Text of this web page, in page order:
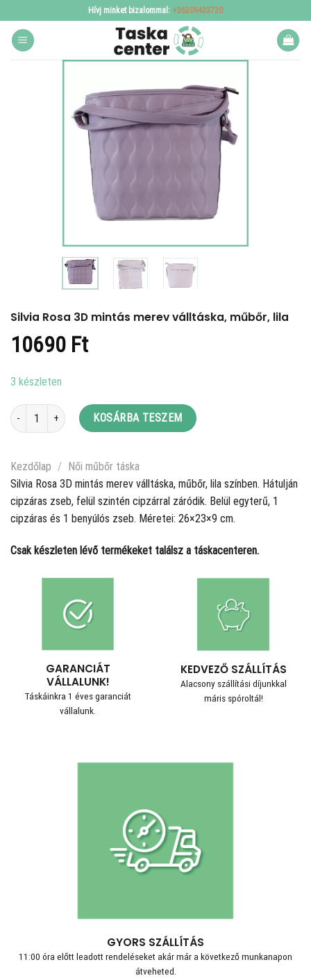
to
content
Hívj minket bizalommal: +36209433720
Silvia Rosa 3D mintás merev válltáska, műbőr, lila
10690 Ft
3 készleten
Silvia Rosa 3D mintás merev válltáska, műbőr, lila mennyiség
KOSÁRBA TESZEM
Kezdőlap /
Női műbőr táska
Silvia Rosa 3D mintás merev válltáska, műbőr, lila színben. Hátulján
cipzáras zseb, felül szintén cipzárral záródik. Belül egyterű, 1
cipzáras és 1 benyúlós zseb. Méretei: 26×23×9 cm.
Csak készleten lévő termékeket találsz a táskacenteren.
GARANCIÁT
VÁLLALUNK!
Táskáinkra 1 éves garanciát
vállalunk.
KEDVEZŐ SZÁLLÍTÁS
Alacsony szállítási díjunkkal
máris spóroltál!
GYORS SZÁLLÍTÁS
11:00 óra előtt leadott rendeléseket akár már a következő munkanapon
átveheted.